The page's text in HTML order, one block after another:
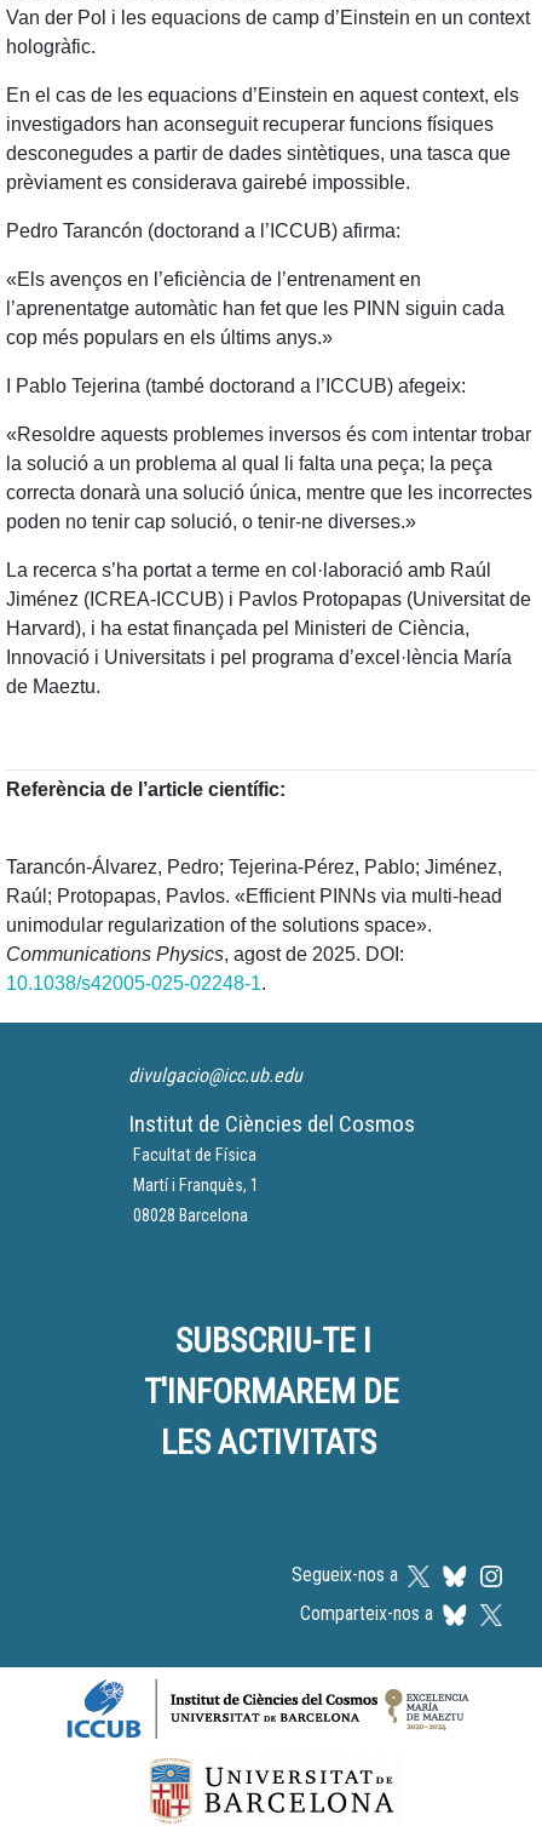
Van der Pol i les equacions de camp d’Einstein en un context
hologràfic.
En el cas de les equacions d’Einstein en aquest context, els
investigadors han aconseguit recuperar funcions físiques
desconegudes a partir de dades sintètiques, una tasca que
prèviament es considerava gairebé impossible.
Pedro Tarancón (doctorand a l’ICCUB) afirma:
«Els avenços en l’eficiència de l’entrenament en
l’aprenentatge automàtic han fet que les PINN siguin cada
cop més populars en els últims anys.»
I Pablo Tejerina (també doctorand a l’ICCUB) afegeix:
«Resoldre aquests problemes inversos és com intentar trobar
la solució a un problema al qual li falta una peça; la peça
correcta donarà una solució única, mentre que les incorrectes
poden no tenir cap solució, o tenir-ne diverses.»
La recerca s’ha portat a terme en col·laboració amb Raúl
Jiménez (ICREA‑ICCUB) i Pavlos Protopapas (Universitat de
Harvard), i ha estat finançada pel Ministeri de Ciència,
Innovació i Universitats i pel programa d’excel·lència María
de Maeztu.
Referència de l’article científic:
Tarancón‑Álvarez, Pedro; Tejerina‑Pérez, Pablo; Jiménez,
Raúl; Protopapas, Pavlos. «Efficient PINNs via multi‑head
unimodular regularization of the solutions space».
Communications Physics, agost de 2025. DOI:
10.1038/s42005‑025‑02248‑1.
divulgacio@icc.ub.edu
Institut de Ciències del Cosmos
Facultat de Física
Martí i Franquès, 1
08028 Barcelona
SUBSCRIU-TE I
T'INFORMAREM DE
LES ACTIVITATS
Segueix-nos a
Comparteix-nos a
Logos footer